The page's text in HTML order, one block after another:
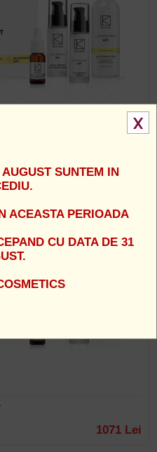
1071 Lei
1071 Lei
X
SUNTEM IN
ACEASTA PERIOADA
CU DATA DE 31